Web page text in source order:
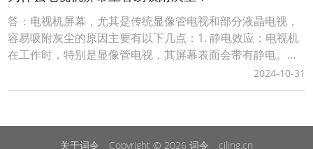
温条件下可能会释放出对人体健康有害的化学物质
答：电视机屏幕，尤其是传统显像管电视和部分液晶电视，
容易吸附灰尘的原因主要有以下几点：1. 静电效应：电视机
在工作时，特别是显像管电视，其屏幕表面会带有静电。静
电能够吸引周围的尘埃粒子，使得灰尘更容易附着在屏幕
上。2. 温度影响：电视机工作时会产生一定的热量，这会导
2024-10-31
关于词令 Copyright © 2026 词令 ciling.cn